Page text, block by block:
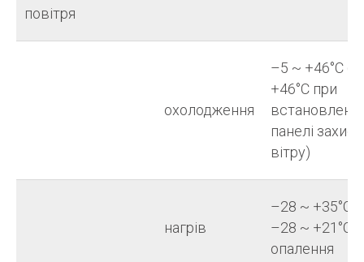
повітря
охолодження
–5 ~ +46°C
+46°C при
встановленій
панелі
вітру)
нагрів
–28 ~ +35°C
–28 ~ +21°C
опалення